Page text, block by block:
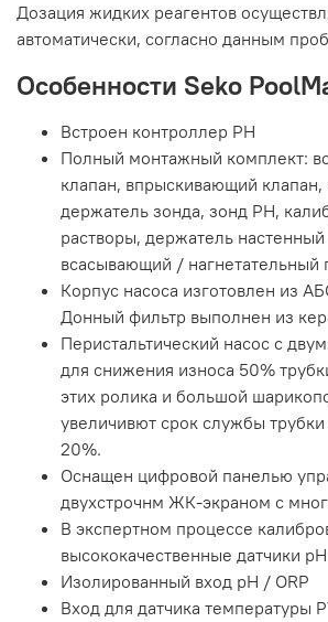
Дозация жидких реагентов
автоматически, согласно данным
Особенности Seko
Встроен контроллер PH
Полный монтажный комплект:
клапан, впрыскивающий
держатель зонда, зонд PH,
растворы, держатель
всасывающий / нагнетательный
Корпус насоса изготовлен из
Донный фильтр выполнен из
Перистальтический насос с
для снижения износа 50%
этих ролика и большой
увеличивют срок службы трубки
20%.
Оснащен цифровой панелью
двухстрочнм ЖК-экраном с
В экспертном процессе
высококачественные датчики
Изолированный вход pH / ORP
Вход для датчика температуры